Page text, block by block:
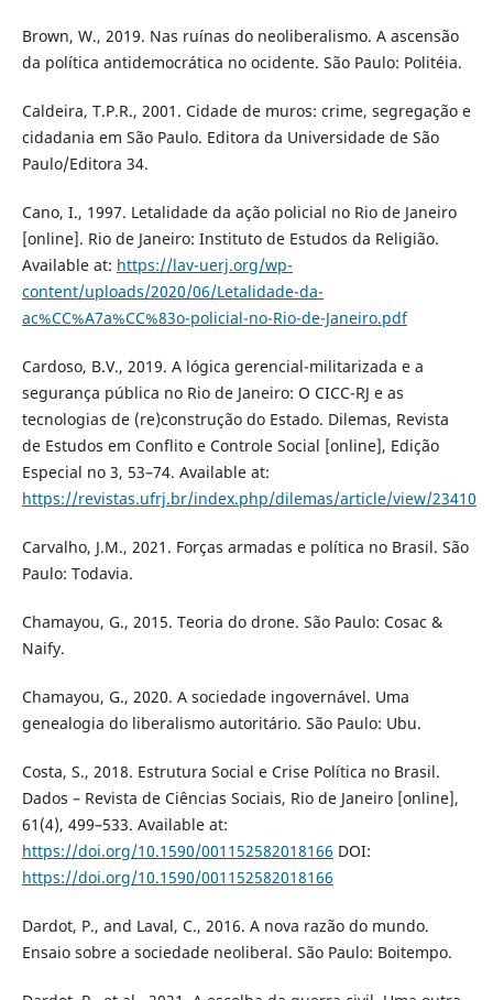
Brown, W., 2019. Nas ruínas do neoliberalismo. A ascensão
da política antidemocrática no ocidente. São Paulo: Politéia.
Caldeira, T.P.R., 2001. Cidade de muros: crime, segregação e
cidadania em São Paulo. Editora da Universidade de São
Paulo/Editora 34.
Cano, I., 1997. Letalidade da ação policial no Rio de Janeiro
[online]. Rio de Janeiro: Instituto de Estudos da Religião.
Available at: https://lav-uerj.org/wp-
content/uploads/2020/06/Letalidade-da-
ac%CC%A7a%CC%83o-policial-no-Rio-de-Janeiro.pdf
Cardoso, B.V., 2019. A lógica gerencial-militarizada e a
segurança pública no Rio de Janeiro: O CICC-RJ e as
tecnologias de (re)construção do Estado. Dilemas, Revista
de Estudos em Conflito e Controle Social [online], Edição
Especial no 3, 53–74. Available at:
https://revistas.ufrj.br/index.php/dilemas/article/view/23410
Carvalho, J.M., 2021. Forças armadas e política no Brasil. São
Paulo: Todavia.
Chamayou, G., 2015. Teoria do drone. São Paulo: Cosac &
Naify.
Chamayou, G., 2020. A sociedade ingovernável. Uma
genealogia do liberalismo autoritário. São Paulo: Ubu.
Costa, S., 2018. Estrutura Social e Crise Política no Brasil.
Dados – Revista de Ciências Sociais, Rio de Janeiro [online],
61(4), 499–533. Available at:
https://doi.org/10.1590/001152582018166 DOI:
https://doi.org/10.1590/001152582018166
Dardot, P., and Laval, C., 2016. A nova razão do mundo.
Ensaio sobre a sociedade neoliberal. São Paulo: Boitempo.